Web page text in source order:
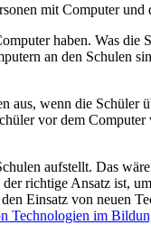
mit Computer und
haben. Was die
an den Schulen
aus, wenn die Schüler
vor dem Computer
aufstellt. Das
richtige Ansatz ist,
Einsatz von neuen
Technologien im